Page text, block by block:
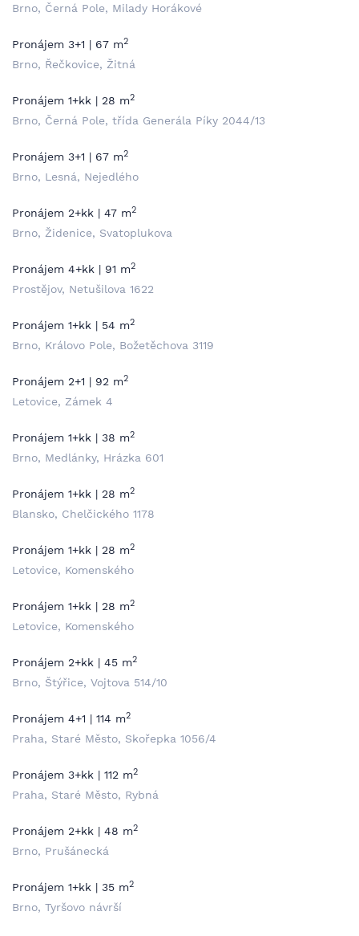
Brno, Černá Pole, Milady Horákové
Pronájem 3+1 | 67 m2
Brno, Řečkovice, Žitná
Pronájem 1+kk | 28 m2
Brno, Černá Pole, třída Generála Píky 2044/13
Pronájem 3+1 | 67 m2
Brno, Lesná, Nejedlého
Pronájem 2+kk | 47 m2
Brno, Židenice, Svatoplukova
Pronájem 4+kk | 91 m2
Prostějov, Netušilova 1622
Pronájem 1+kk | 54 m2
Brno, Královo Pole, Božetěchova 3119
Pronájem 2+1 | 92 m2
Letovice, Zámek 4
Pronájem 1+kk | 38 m2
Brno, Medlánky, Hrázka 601
Pronájem 1+kk | 28 m2
Blansko, Chelčického 1178
Pronájem 1+kk | 28 m2
Letovice, Komenského
Pronájem 1+kk | 28 m2
Letovice, Komenského
Pronájem 2+kk | 45 m2
Brno, Štýřice, Vojtova 514/10
Pronájem 4+1 | 114 m2
Praha, Staré Město, Skořepka 1056/4
Pronájem 3+kk | 112 m2
Praha, Staré Město, Rybná
Pronájem 2+kk | 48 m2
Brno, Prušánecká
Pronájem 1+kk | 35 m2
Brno, Tyršovo návrší